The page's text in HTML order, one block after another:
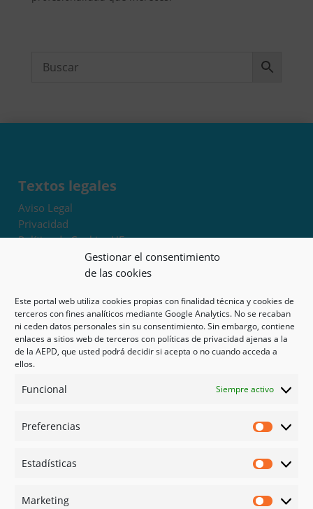
Gestionar el consentimiento
de las cookies
Este portal web utiliza cookies propias con finalidad técnica y cookies de
terceros con fines analíticos mediante Google Analytics. No se recaban
ni ceden datos personales sin su consentimiento. Sin embargo, contiene
enlaces a sitios web de terceros con políticas de privacidad ajenas a la
de la AEPD, que usted podrá decidir si acepta o no cuando acceda a
ellos.
Funcional Siempre activo
Preferencias
Estadísticas
Marketing
Textos legales
Aviso Legal
Privacidad
Política de Cookies UE
Términos y condiciones
Exoneración de responsabilidad
Mapa del sitio
Mi cuenta
Tienda
Psicología en Murcia
Guías
Redes sociales
Instagram
Linked in